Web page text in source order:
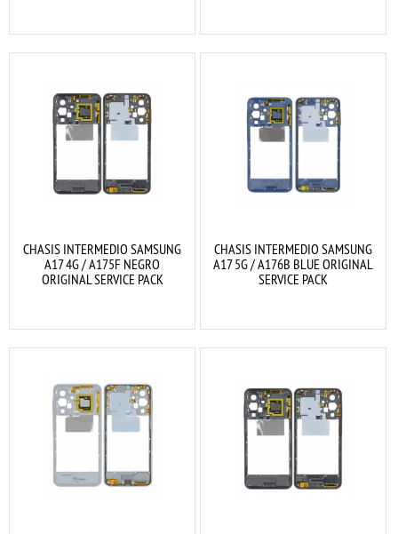
CHASIS INTERMEDIO SAMSUNG
A17 4G / A175F NEGRO
ORIGINAL SERVICE PACK
CHASIS INTERMEDIO SAMSUNG
A17 5G / A176B BLUE ORIGINAL
SERVICE PACK